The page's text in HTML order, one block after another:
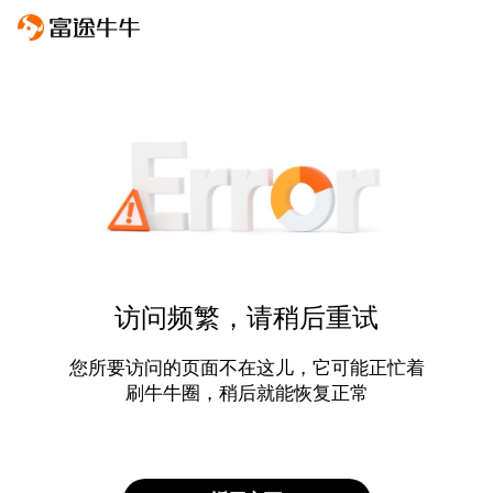
访问频繁，请稍后重试
您所要访问的页面不在这儿，它可能正忙着
刷牛牛圈，稍后就能恢复正常